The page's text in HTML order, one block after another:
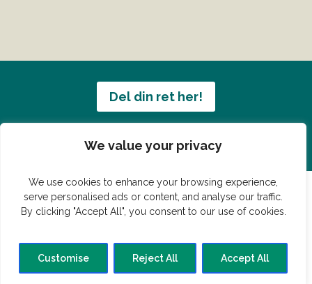
We value your privacy
We use cookies to enhance your browsing experience,
serve personalised ads or content, and analyse our traffic.
By clicking "Accept All", you consent to our use of cookies.
Customise Reject All Accept All
Del din ret her!
Har du en konge ret du vil dele?
© Vildmedmad.dk 2019. God og nem mad!
Forside Gastroshop Madjokes Mad tips
Madblog
Hovedret
Bagværk Forret Buffet Dessert